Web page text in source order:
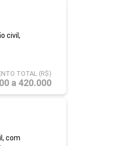
civil,
TOTAL (R$)
a 420.000
com